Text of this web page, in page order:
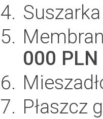
000 PLN
Płaszcz